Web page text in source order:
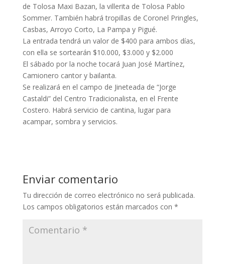
de Tolosa Maxi Bazan, la villerita de Tolosa Pablo
Sommer. También habrá tropillas de Coronel Pringles,
Casbas, Arroyo Corto, La Pampa y Pigué.
La entrada tendrá un valor de $400 para ambos días,
con ella se sortearán $10.000, $3.000 y $2.000
El sábado por la noche tocará Juan José Martínez,
Camionero cantor y bailanta.
Se realizará en el campo de Jineteada de “Jorge
Castaldi” del Centro Tradicionalista, en el Frente
Costero. Habrá servicio de cantina, lugar para
acampar, sombra y servicios.
Enviar comentario
Tu dirección de correo electrónico no será publicada.
Los campos obligatorios están marcados con *